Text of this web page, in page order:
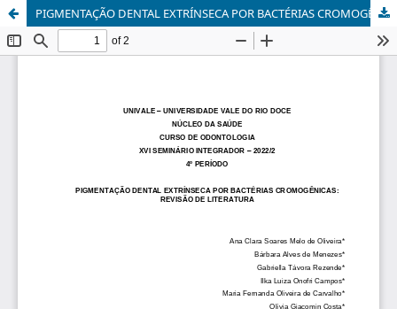
PIGMENTAÇÃO DENTAL EXTRÍNSECA POR BACTÉRIAS CROMOGÊNICAS